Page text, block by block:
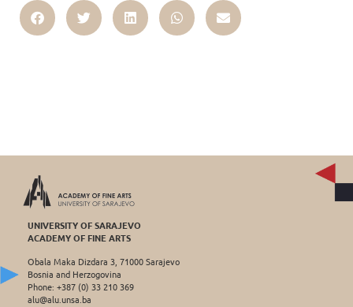
UNIVERSITY OF SARAJEVO
ACADEMY OF FINE ARTS
Obala Maka Dizdara 3, 71000 Sarajevo
Bosnia and Herzogovina
Phone: +387 (0) 33 210 369
alu@alu.unsa.ba